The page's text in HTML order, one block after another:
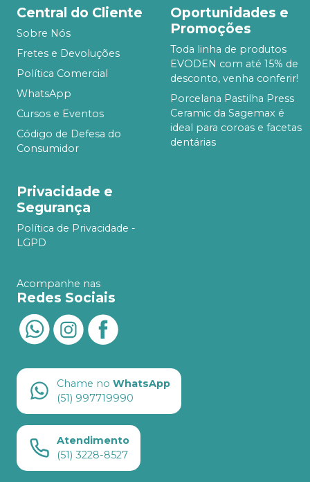
Central do Cliente
Sobre Nós
Fretes e Devoluções
Política Comercial
WhatsApp
Cursos e Eventos
Código de Defesa do
Consumidor
Oportunidades e
Promoções
Toda linha de produtos
EVODEN com até 15% de
desconto, venha conferir!
Porcelana Pastilha Press
Ceramic da Sagemax é
ideal para coroas e facetas
dentárias
Privacidade e
Segurança
Política de Privacidade -
LGPD
Acompanhe nas
Redes Sociais
Chame no WhatsApp
(51) 997719990
Atendimento
(51) 3228-8527